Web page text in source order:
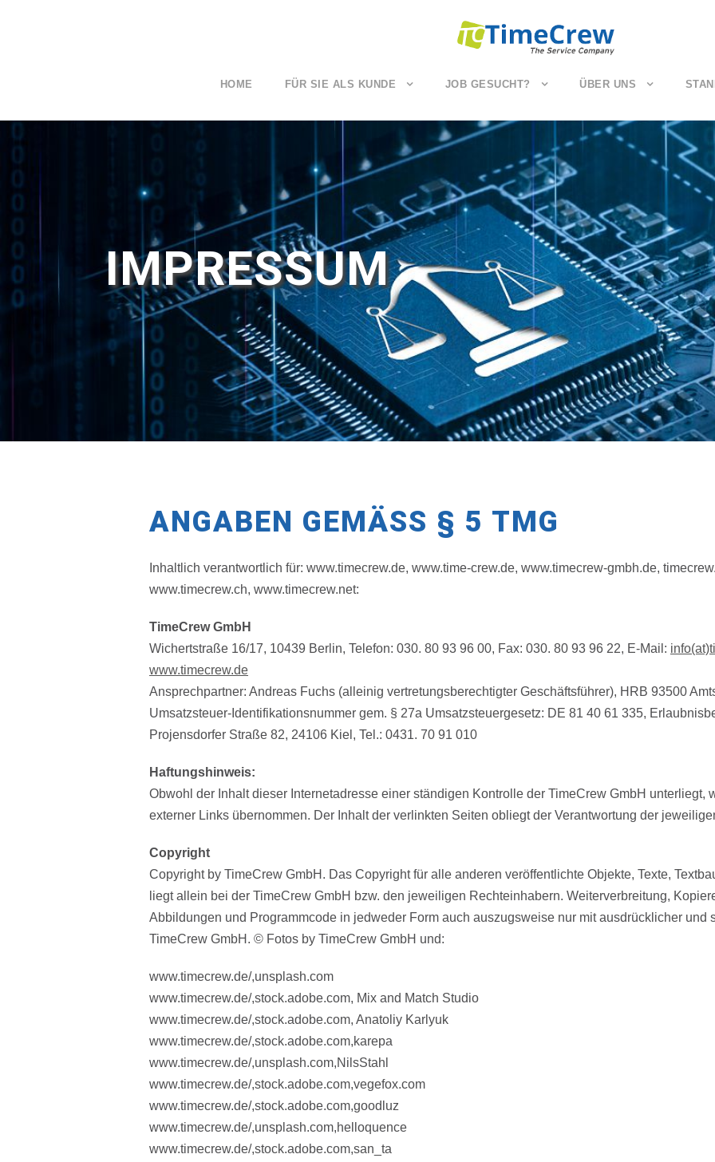
HOME FÜR SIE ALS KUNDE JOB GESUCHT? ÜBER UNS
IMPRESSUM
ANGABEN GEMÄSS § 5 TMG
Inhaltlich verantwortlich für: www.timecrew.de, www.time-crew.de, www.timecrew-gmbh.de,
www.timecrew.ch, www.timecrew.net:
TimeCrew GmbH
Wichertstraße 16/17, 10439 Berlin, Telefon: 030. 80 93 96 00, Fax: 030. 80 93 96 22, E-Mail:
www.timecrew.de
Ansprechpartner: Andreas Fuchs (alleinig vertretungsberechtigter Geschäftsführer), HRB 93500
Umsatzsteuer-Identifikationsnummer gem. § 27a Umsatzsteuergesetz: DE 81 40 61 335,
Projensdorfer Straße 82, 24106 Kiel, Tel.: 0431. 70 91 010
Haftungshinweis:
Obwohl der Inhalt dieser Internetadresse einer ständigen Kontrolle der TimeCrew GmbH unterliegt,
externer Links übernommen. Der Inhalt der verlinkten Seiten obliegt der Verantwortung der
Copyright
Copyright by TimeCrew GmbH. Das Copyright für alle anderen veröffentlichte Objekte, Texte,
liegt allein bei der TimeCrew GmbH bzw. den jeweiligen Rechteinhabern. Weiterverbreitung,
Abbildungen und Programmcode in jedweder Form auch auszugsweise nur mit ausdrücklicher und
TimeCrew GmbH. © Fotos by TimeCrew GmbH und:
www.timecrew.de/,unsplash.com
www.timecrew.de/,stock.adobe.com, Mix and Match Studio
www.timecrew.de/,stock.adobe.com, Anatoliy Karlyuk
www.timecrew.de/,stock.adobe.com,karepa
www.timecrew.de/,unsplash.com,NilsStahl
www.timecrew.de/,stock.adobe.com,vegefox.com
www.timecrew.de/,stock.adobe.com,goodluz
www.timecrew.de/,unsplash.com,helloquence
www.timecrew.de/,stock.adobe.com,san_ta